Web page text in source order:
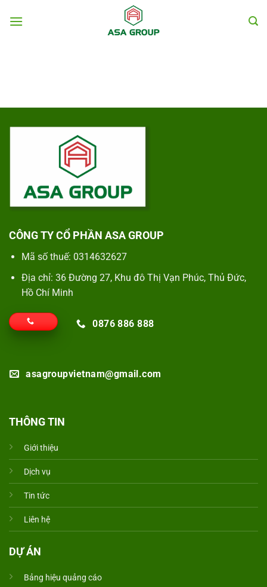
đến
CÔNG TY CỔ PHẦN ASA GROUP
Mã số thuế: 0314632627
Địa chỉ: 36 Đường 27, Khu đô Thị Vạn Phúc, Thủ Đức,
Hồ Chí Minh
0876 886 888
asagroupvietnam@gmail.com
THÔNG TIN
Giới thiệu
Dịch vụ
Tin tức
Liên hệ
DỰ ÁN
Bảng hiệu quảng cáo